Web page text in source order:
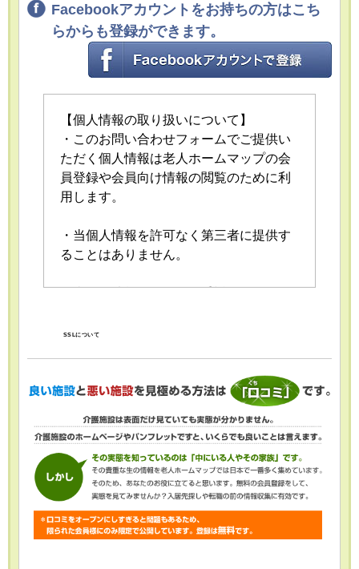
Facebookアカウントをお持ちの方はこち
らからも登録ができます。
【個人情報の取り扱いについて】
・このお問い合わせフォームでご提供い
ただく個人情報は老人ホームマップの会
員登録や会員向け情報の閲覧のために利
用します。
・当個人情報を許可なく第三者に提供す
ることはありません。
おける個人情報の安全管理が図られるよ
・当個人情報の利用目的の通知、開示、
内容の訂正・追加または削除、利用の停
止・消去および第三者への提供の停止
（「開示等」といいます。）を受け付け
ております。開示等の求めは、以下の
「個人情報苦情及び相談窓口」で受け付
けます。
SSLについて